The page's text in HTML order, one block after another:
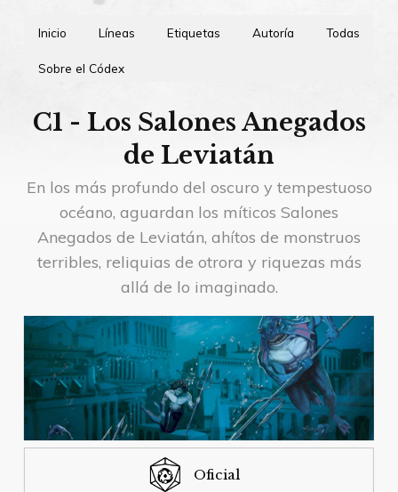
Inicio Líneas Etiquetas Autoría Todas
Sobre el Códex
C1 - Los Salones Anegados
de Leviatán
En los más profundo del oscuro y tempestuoso
océano, aguardan los míticos Salones
Anegados de Leviatán, ahítos de monstruos
terribles, reliquias de otrora y riquezas más
allá de lo imaginado.
Oficial